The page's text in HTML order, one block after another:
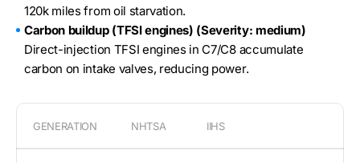
120k miles from oil starvation.
Carbon buildup (TFSI engines) (Severity: medium)
Direct-injection TFSI engines in C7/C8 accumulate
carbon on intake valves, reducing power.
GENERATION NHTSA IIHS